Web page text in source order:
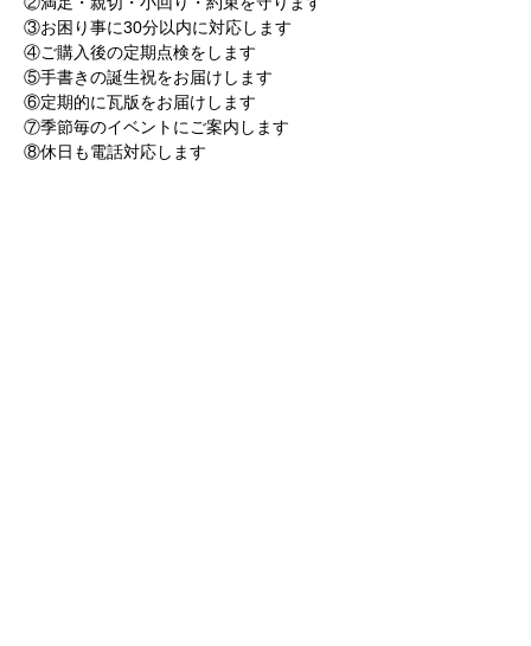
③お困り事に30分以内に対応します
④ご購入後の定期点検をします
⑤手書きの誕生祝をお届けします
⑥定期的に瓦版をお届けします
⑦季節毎のイベントにご案内します
⑧休日も電話対応します